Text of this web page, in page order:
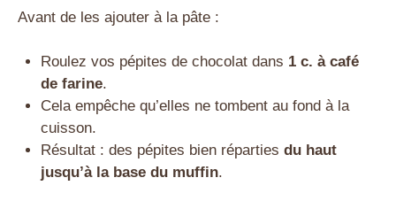
Avant de les ajouter à la pâte :
Roulez vos pépites de chocolat dans 1 c. à café
de farine.
Cela empêche qu’elles ne tombent au fond à la
cuisson.
Résultat : des pépites bien réparties du haut
jusqu’à la base du muffin.